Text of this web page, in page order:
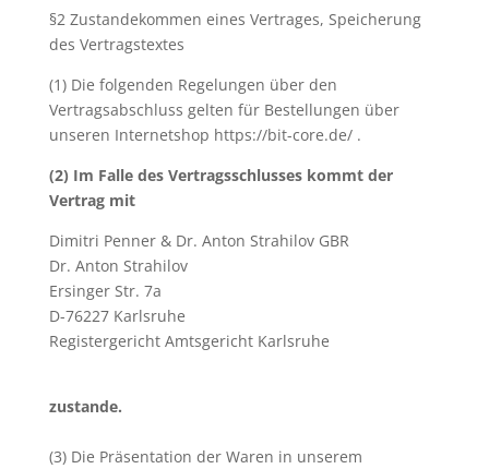
§2 Zustandekommen eines Vertrages, Speicherung
des Vertragstextes
(1) Die folgenden Regelungen über den
Vertragsabschluss gelten für Bestellungen über
unseren Internetshop https://bit-core.de/ .
(2) Im Falle des Vertragsschlusses kommt der
Vertrag mit
Dimitri Penner & Dr. Anton Strahilov GBR
Dr. Anton Strahilov
Ersinger Str. 7a
D-76227 Karlsruhe
Registergericht Amtsgericht Karlsruhe
zustande.
(3) Die Präsentation der Waren in unserem